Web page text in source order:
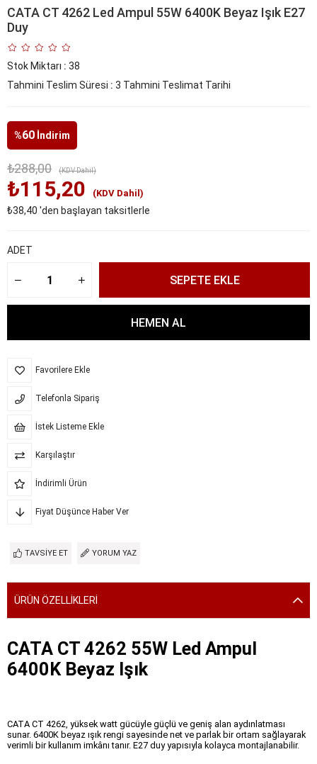
CATA CT 4262 Led Ampul 55W 6400K Beyaz Işık E27
Duy
Stok Miktarı : 38
Tahmini Teslim Süresi : 3 Tahmini Teslimat Tarihi
%60 İndirim
₺288,00 (KDV Dahil)
₺115,20 (KDV Dahil)
₺38,40 'den başlayan taksitlerle
ADET
Favorilere Ekle
Telefonla Sipariş
İstek Listeme Ekle
Karşılaştır
İndirimli Ürün
Fiyat Düşünce Haber Ver
TAVSIYE ET YORUM YAZ
ÜRÜN ÖZELLIKLERI
CATA CT 4262 55W Led Ampul
6400K Beyaz Işık
CATA CT 4262, yüksek watt gücüyle güçlü ve geniş alan aydınlatması
sunar. 6400K beyaz ışık rengi sayesinde net ve parlak bir ortam sağlayarak
verimli bir kullanım imkânı tanır. E27 duy yapısıyla kolayca montajlanabilir.